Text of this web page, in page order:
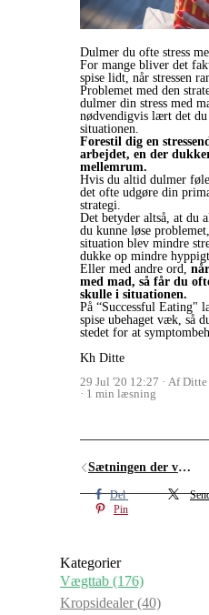
Dulmer du ofte stress
For mange bliver det
spise lidt, når stressen
Problemet med den
dulmer din stress med
nødvendigvis lært det
situationen.
Forestil dig en
arbejdet, en der
mellemrum.
Hvis du altid dulmer
det ofte udgøre din
strategi.
Det betyder altså, at du
du kunne løse
situation blev mindre
dukke op mindre
Eller med andre ord,
med mad, så får du
skulle i situationen.
På “Successful Eating"
spise ubehaget væk, så
stedet for at
Kh Ditte
29 Jul '20 12:27
Af
1 min læsning
Sætningen der vedligeholder din overvægt
Del
Pin
Kategorier
Vægttab (176)
Kropsidealer(40)